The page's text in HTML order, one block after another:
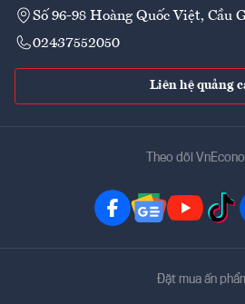
Số 96-98 Hoàng Quốc Việt, Cầu
02437552050
Liên hệ quảng
Theo dõi
Đặt mua ấn